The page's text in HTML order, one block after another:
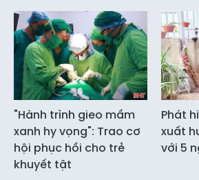
"Hành trình gieo mầm
xanh hy vọng": Trao cơ
hội phục hồi cho trẻ
khuyết tật
Phát
xuất
với 5